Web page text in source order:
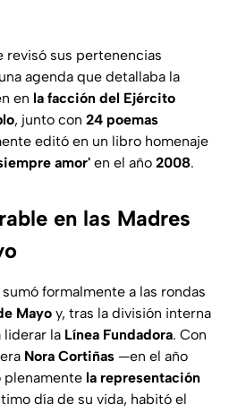
revisó sus pertenencias
agenda que detallaba la
en la facción del Ejército
, junto con 24 poemas
editó en un libro homenaje
amor' en el año 2008.
en las Madres
sumó formalmente a las rondas
Mayo y, tras la división interna
liderar la Línea Fundadora. Con
Nora Cortiñas —en el año
la representación
día de su vida, habitó el